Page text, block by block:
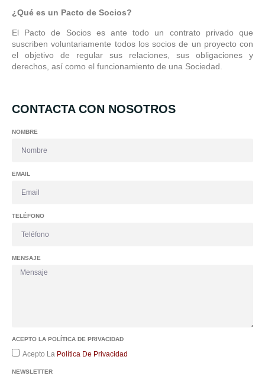
¿Qué es un Pacto de Socios?
El Pacto de Socios es ante todo un contrato privado que
suscriben voluntariamente todos los socios de un proyecto con
el objetivo de regular sus relaciones, sus obligaciones y
derechos, así como el funcionamiento de una Sociedad.
CONTACTA CON NOSOTROS
NOMBRE
EMAIL
TELÉFONO
MENSAJE
ACEPTO LA POLÍTICA DE PRIVACIDAD
Acepto La Política De Privacidad
NEWSLETTER